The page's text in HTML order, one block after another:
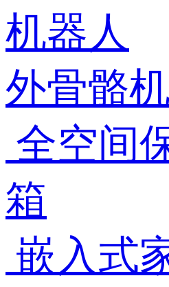
机器人
外骨骼
全空间
箱
嵌入式